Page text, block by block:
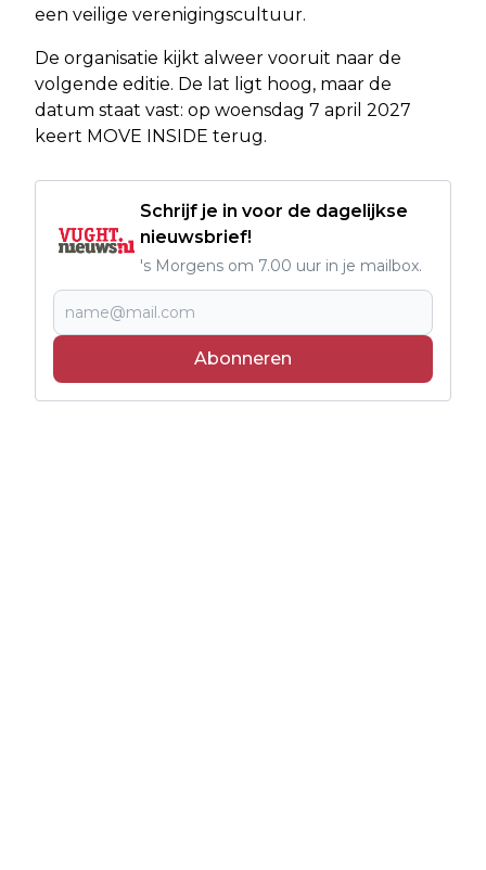
een veilige verenigingscultuur.
De organisatie kijkt alweer vooruit naar de
volgende editie. De lat ligt hoog, maar de
datum staat vast: op woensdag 7 april 2027
keert MOVE INSIDE terug.
Schrijf je in voor de dagelijkse
nieuwsbrief!
's Morgens om 7.00 uur in je mailbox.
Abonneren